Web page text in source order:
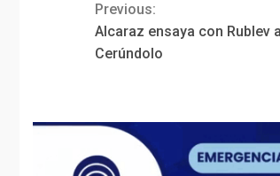
Continue
Reading
Previous:
Alcaraz ensaya con Rublev
Cerúndolo